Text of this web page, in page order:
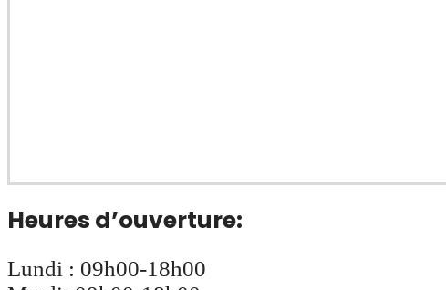
Heures d’ouverture:
Lundi : 09h00-18h00